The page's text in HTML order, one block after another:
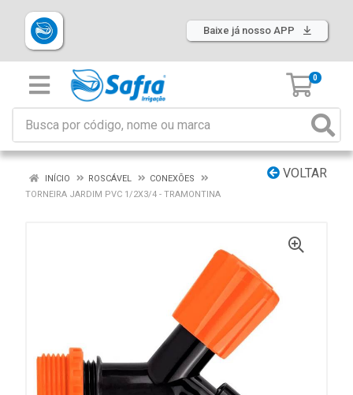
Baixe já nosso APP
0
VOLTAR
INÍCIO ROSCÁVEL
CONEXÕES
TORNEIRA JARDIM PVC 1/2X3/4 - TRAMONTINA